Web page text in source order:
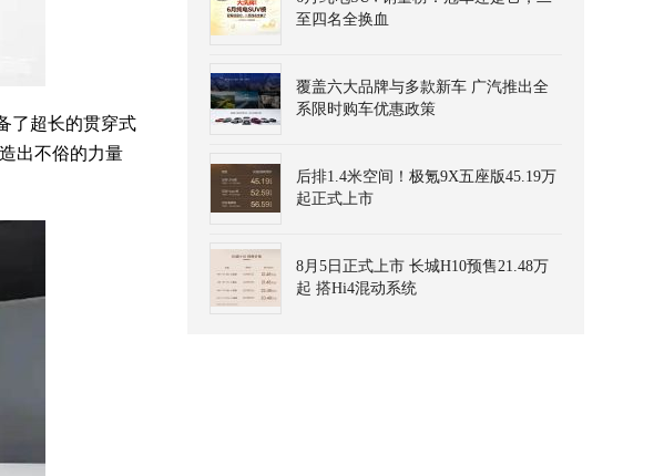
了超长的贯穿式
出不俗的力量
至四名全换血
覆盖六大品牌与多款新车 广汽推出全
系限时购车优惠政策
后排1.4米空间！极氪9X五座版45.19万
起正式上市
8月5日正式上市 长城H10预售21.48万
起 搭Hi4混动系统